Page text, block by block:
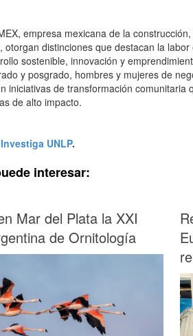
empresa mexicana de la
otorgan distinciones que destacan la
sostenible, innovación y
y posgrado, hombres y mujeres de
iniciativas de transformación
de alto impacto.
Investiga UNLP.
interesar:
Mar del Plata la XXI
de Ornitología